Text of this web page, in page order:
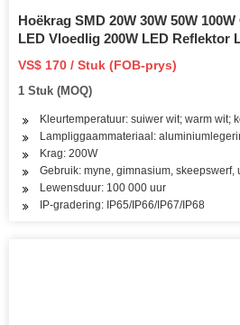
Hoëkrag SMD 20W 30W 50W
LED Vloedlig 200W LED Reflektor
VS$ 170 / Stuk (FOB-prys)
1 Stuk (MOQ)
Kleurtemperatuur: suiwer wit; warm wit;
Lampliggaammateriaal:
Krag: 200W
Gebruik: myne, gimnasium,
Lewensduur: 100 000 uur
IP-gradering: IP65/IP66/IP67/IP68